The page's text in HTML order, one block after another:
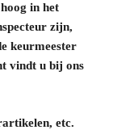
in het
zijn,
keurmeester
vindt u bij ons
etc.